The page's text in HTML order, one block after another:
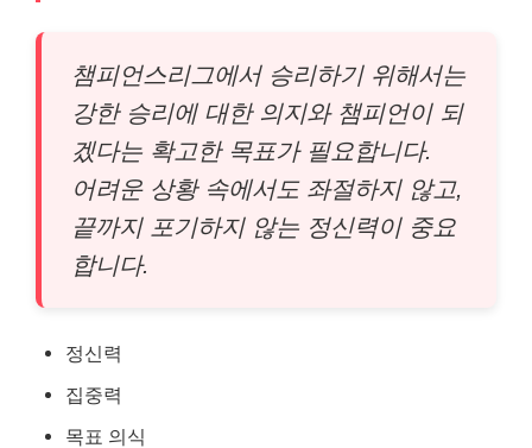
챔피언스리그에서 승리하기 위해서는
강한 승리에 대한 의지와 챔피언이 되
겠다는 확고한 목표가 필요합니다.
어려운 상황 속에서도 좌절하지 않고,
끝까지 포기하지 않는 정신력이 중요
합니다.
정신력
집중력
목표 의식